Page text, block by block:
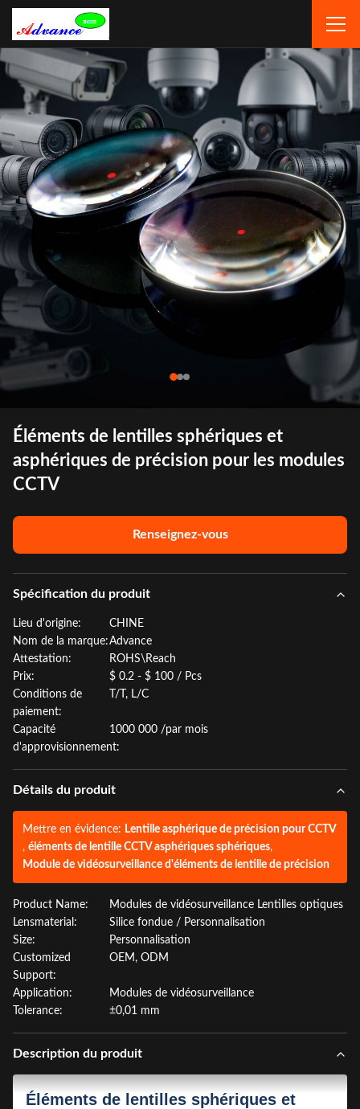
Éléments de lentilles sphériques et
asphériques de précision pour les modules
CCTV
Renseignez-vous
Spécification du produit
Lieu d'origine:
CHINE
Nom de la marque:Advance
Attestation:
ROHS\Reach
Prix:
$ 0.2 - $ 100 / Pcs
Conditions de
paiement:
T/T, L/C
Capacité
d'approvisionnement:
1000 000 /par mois
Détails du produit
Mettre en évidence: Lentille asphérique de précision pour CCTV
, éléments de lentille CCTV asphériques sphériques,
Module de vidéosurveillance d'éléments de lentille de précision
Product Name:
Modules de vidéosurveillance Lentilles optiques
Lensmaterial:
Silice fondue / Personnalisation
Size:
Personnalisation
Customized
Support:
OEM, ODM
Application:
Modules de vidéosurveillance
Tolerance:
±0,01 mm
Description du produit
Éléments de lentilles sphériques et